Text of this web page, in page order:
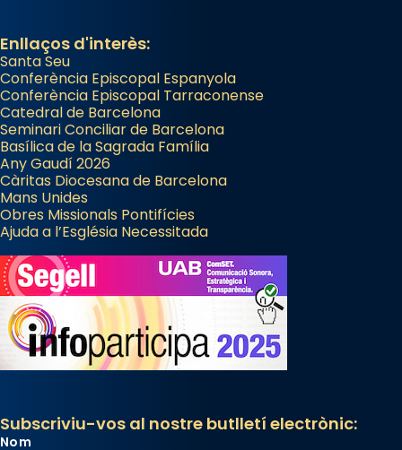
apòstol màrtir, decapitat a Jerusalem per
Herodes Agripa (vers l'any 44).
Patró de Galícia, després de les invasions
musulmanes fou venerat com a patró dels
Regnes castellans i més tard de tota
Espanya.
El seu sepulcre a Compostela fou un gran
centre de peregrinacions medievals de tot
el món cristià, després de Roma i terra
Santa.
«A Raïms de Sant Jaume, raïms aigualits;
raïms de setembre te'n llepes els dits»,
segons una dita popular.
Photo
Enllaços d'interès:
Santa Seu
Conferència Episcopal Espanyola
Conferència Episcopal Tarraconense
Catedral de Barcelona
Seminari Conciliar de Barcelona
Basílica de la Sagrada Família
Any Gaudí 2026
Càritas Diocesana de Barcelona
Mans Unides
Obres Missionals Pontifícies
Ajuda a l’Església Necessitada
Subscriviu-vos al nostre butlletí electrònic:
Nom